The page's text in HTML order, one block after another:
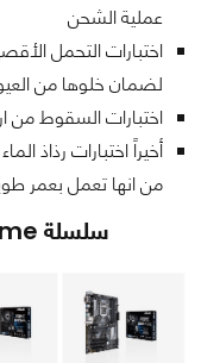
عملية الشحن
اختبارات التحمل
لضمان خلوها من
اختبارات السقوط من
من انها تعمل بعمر
سلسلة ASUS Prime تضم 36 لوحة!